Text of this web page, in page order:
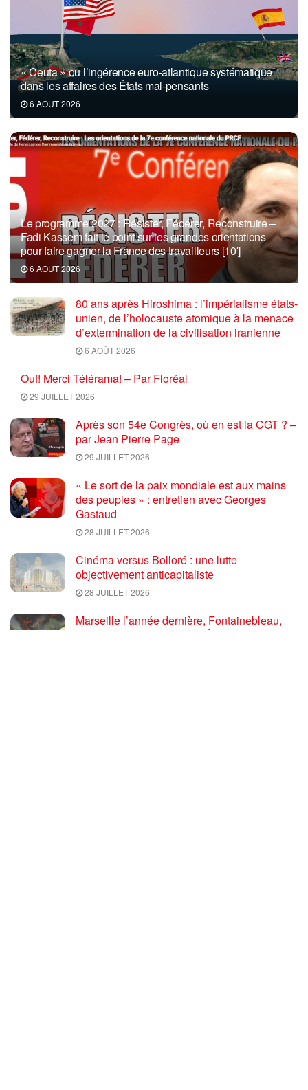
« Ceuta » ou l’ingérence euro-atlantique systématique
dans les affaires des États mal-pensants
6 AOÛT 2026
Le programme 2027 : Résister, Fédérer, Reconstruire –
Fadi Kassem fait le point sur les grandes orientations
pour faire gagner la France des travailleurs [10′]
6 AOÛT 2026
80 ans après Hiroshima : l’impérialisme états-
unien, de l’holocauste atomique à la menace
d’extermination de la civilisation iranienne
6 AOÛT 2026
Ouf! Merci Télérama! – Par Floréal
29 JUILLET 2026
Après son 54e Congrès, où en est la CGT ? –
par Jean Pierre Page
29 JUILLET 2026
« Le sort de la paix mondiale est aux mains
des peuples » : entretien avec Georges
Gastaud
28 JUILLET 2026
Cinéma versus Bolloré : une lutte
objectivement anticapitaliste
28 JUILLET 2026
Marseille l’année dernière, Fontainebleau,
Arcachon, la Drôme et les Écrins cette année